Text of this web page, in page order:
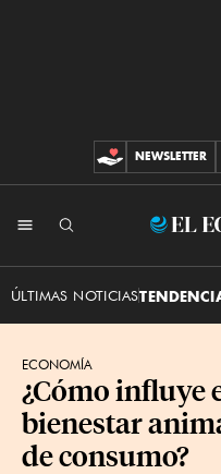
CONTRIBUCIONES
NEWSLETTER
ÚLTIMAS NOTICIAS
ECONOMÍA
¿Cómo influye
bienestar
de consumo?